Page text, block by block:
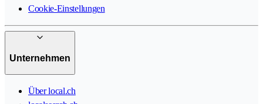
Cookie-Einstellungen
Unternehmen
Über local.ch